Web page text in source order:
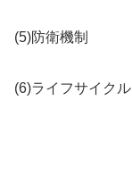
(5)防衛機制
(6)ライフサイクル